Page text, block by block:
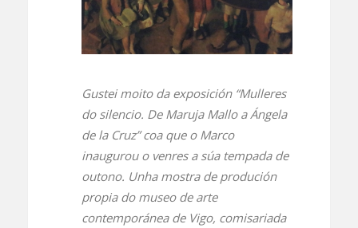
Gustei moito da exposición “Mulleres
do silencio. De Maruja Mallo a Ángela
de la Cruz” coa que o Marco
inaugurou o venres a súa tempada de
outono. Unha mostra de produción
propia do museo de arte
contemporánea de Vigo, comisariada